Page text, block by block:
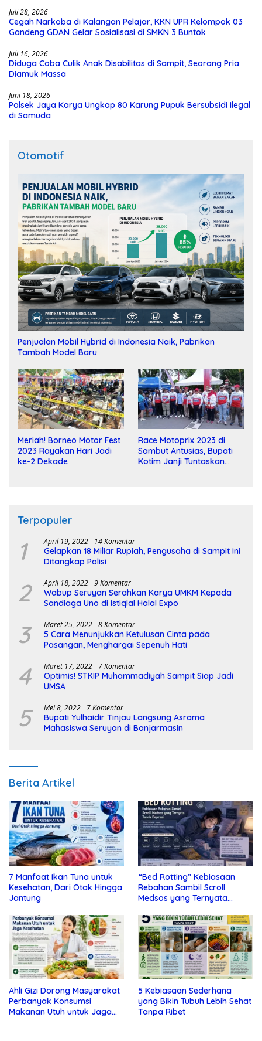
Juli 28, 2026
Cegah Narkoba di Kalangan Pelajar, KKN UPR Kelompok 03
Gandeng GDAN Gelar Sosialisasi di SMKN 3 Buntok
Juli 16, 2026
Diduga Coba Culik Anak Disabilitas di Sampit, Seorang Pria
Diamuk Massa
Juni 18, 2026
Polsek Jaya Karya Ungkap 80 Karung Pupuk Bersubsidi Ilegal
di Samuda
Otomotif
Penjualan Mobil Hybrid di Indonesia Naik, Pabrikan
Tambah Model Baru
Meriah! Borneo Motor Fest
2023 Rayakan Hari Jadi
ke-2 Dekade
Race Motoprix 2023 di
Sambut Antusias, Bupati
Kotim Janji Tuntaskan
Terpopuler
1 April 19, 2022 14 Komentar
Gelapkan 18 Miliar Rupiah, Pengusaha di Sampit Ini
Ditangkap Polisi
2 April 18, 2022 9 Komentar
Wabup Seruyan Serahkan Karya UMKM Kepada
Sandiaga Uno di Istiqlal Halal Expo
3 Maret 25, 2022 8 Komentar
5 Cara Menunjukkan Ketulusan Cinta pada
Pasangan, Menghargai Sepenuh Hati
4 Maret 17, 2022 7 Komentar
Optimis! STKIP Muhammadiyah Sampit Siap Jadi
UMSA
5 Mei 8, 2022 7 Komentar
Bupati Yulhaidir Tinjau Langsung Asrama
Mahasiswa Seruyan di Banjarmasin
Berita Artikel
7 Manfaat Ikan Tuna untuk
Kesehatan, Dari Otak Hingga
Jantung
“Bed Rotting” Kebiasaan
Rebahan Sambil Scroll
Medsos yang Ternyata
Ahli Gizi Dorong Masyarakat
Perbanyak Konsumsi
Makanan Utuh untuk Jaga
5 Kebiasaan Sederhana
yang Bikin Tubuh Lebih Sehat
Tanpa Ribet